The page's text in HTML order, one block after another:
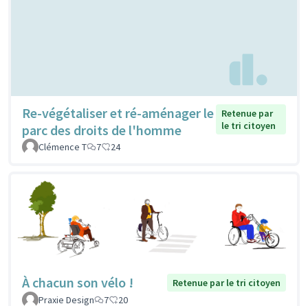
Re-végétaliser et ré-aménager le
parc des droits de l'homme
Retenue par
le tri citoyen
Clémence T
7 24
À chacun son vélo !
Retenue par le tri citoyen
Praxie Design
7 20